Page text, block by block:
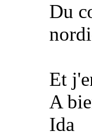
Du
Et
A
Ida